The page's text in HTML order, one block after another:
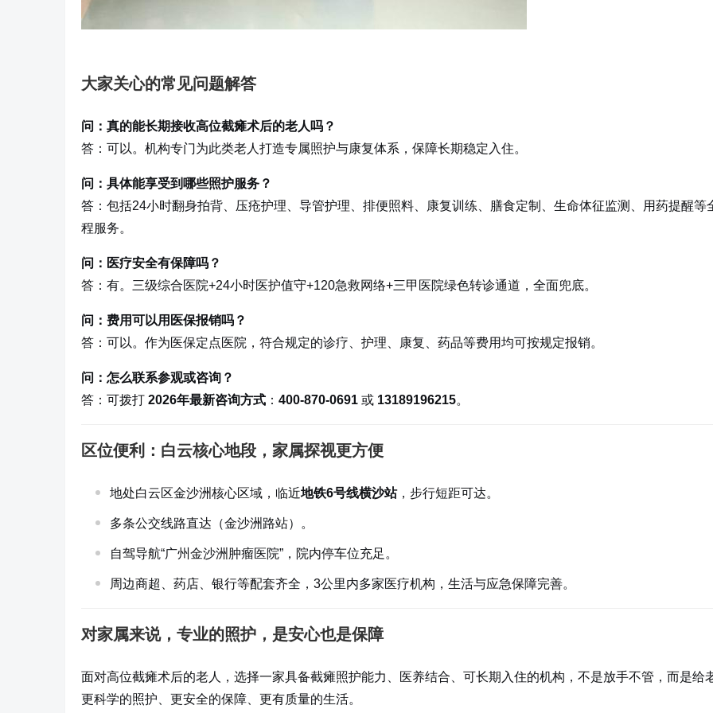
大家关心的常见问题解答
问：真的能长期接收高位截瘫术后的老人吗？
答：可以。机构专门为此类老人打造专属照护与康复体系，保障长期稳定入住。
问：具体能享受到哪些照护服务？
答：包括24小时翻身拍背、压疮护理、导管护理、排便照料、康复训练、膳食定制、生命体征监测、用药提醒等
程服务。
问：医疗安全有保障吗？
答：有。三级综合医院+24小时医护值守+120急救网络+三甲医院绿色转诊通道，全面兜底。
问：费用可以用医保报销吗？
答：可以。作为医保定点医院，符合规定的诊疗、护理、康复、药品等费用均可按规定报销。
问：怎么联系参观或咨询？
答：可拨打 2026年最新咨询方式 ： 400-870-0691 或 13189196215。
区位便利：白云核心地段，家属探视更方便
地处白云区金沙洲核心区域，临近地铁6号线横沙站，步行短距可达。
多条公交线路直达（金沙洲路站）。
自驾导航“广州金沙洲肿瘤医院”，院内停车位充足。
周边商超、药店、银行等配套齐全，3公里内多家医疗机构，生活与应急保障完善。
对家属来说，专业的照护，是安心也是保障
面对高位截瘫术后的老人，选择一家具备截瘫照护能力、医养结合、可长期入住的机构，不是放手不管，而是给
更科学的照护、更安全的保障、更有质量的生活。